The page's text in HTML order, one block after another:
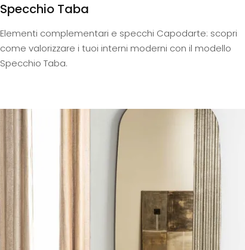
Specchio Taba
Elementi complementari e specchi Capodarte: scopri
come valorizzare i tuoi interni moderni con il modello
Specchio Taba.